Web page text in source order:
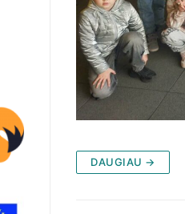
DAUGIAU →